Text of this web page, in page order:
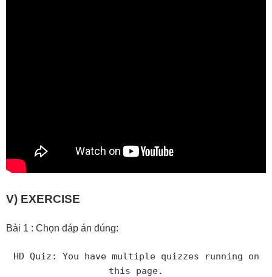
V) EXERCISE
Bài 1 : Chọn đáp án đúng:
HD Quiz: You have multiple quizzes running on
this page.